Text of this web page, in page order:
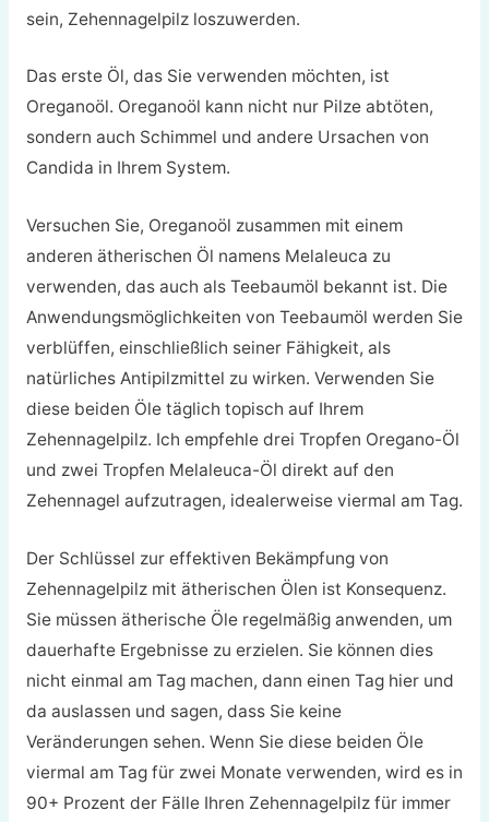
sein, Zehennagelpilz loszuwerden.
Das erste Öl, das Sie verwenden möchten, ist
Oreganoöl. Oreganoöl kann nicht nur Pilze abtöten,
sondern auch Schimmel und andere Ursachen von
Candida in Ihrem System.
Versuchen Sie, Oreganoöl zusammen mit einem
anderen ätherischen Öl namens Melaleuca zu
verwenden, das auch als Teebaumöl bekannt ist. Die
Anwendungsmöglichkeiten von Teebaumöl werden Sie
verblüffen, einschließlich seiner Fähigkeit, als
natürliches Antipilzmittel zu wirken. Verwenden Sie
diese beiden Öle täglich topisch auf Ihrem
Zehennagelpilz. Ich empfehle drei Tropfen Oregano-Öl
und zwei Tropfen Melaleuca-Öl direkt auf den
Zehennagel aufzutragen, idealerweise viermal am Tag.
Der Schlüssel zur effektiven Bekämpfung von
Zehennagelpilz mit ätherischen Ölen ist Konsequenz.
Sie müssen ätherische Öle regelmäßig anwenden, um
dauerhafte Ergebnisse zu erzielen. Sie können dies
nicht einmal am Tag machen, dann einen Tag hier und
da auslassen und sagen, dass Sie keine
Veränderungen sehen. Wenn Sie diese beiden Öle
viermal am Tag für zwei Monate verwenden, wird es in
90+ Prozent der Fälle Ihren Zehennagelpilz für immer